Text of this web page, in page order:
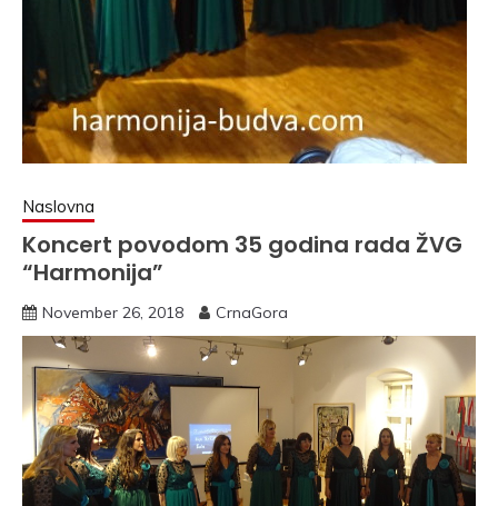
Naslovna
Koncert povodom 35 godina rada ŽVG
“Harmonija”
November 26, 2018 CrnaGora